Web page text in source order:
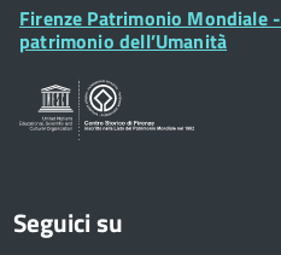
Posta Elettronica Certificata
Footer
Widget
Firenze Patrimonio Mondiale
patrimonio dell’Umanità
Seguici su